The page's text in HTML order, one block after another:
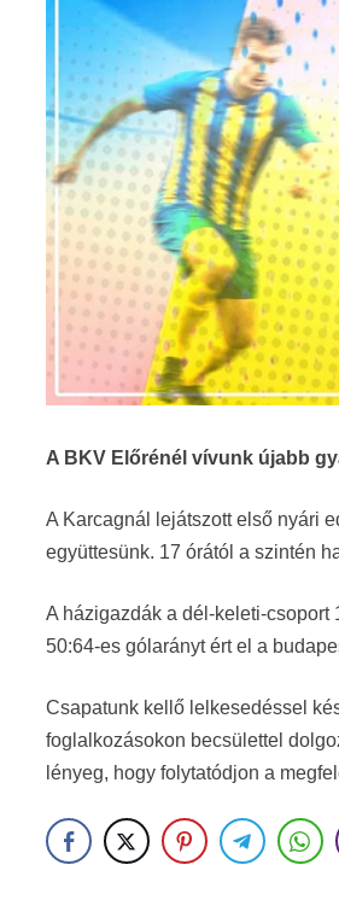
A BKV Előrénél vívunk újabb
A Karcagnál lejátszott első nyári
együttesünk. 17 órától a szintén
A házigazdák a dél-keleti-
50:64-es gólarányt ért el a
Csapatunk kellő lelkesedéssel
foglalkozásokon becsülettel
lényeg, hogy folytatódjon a